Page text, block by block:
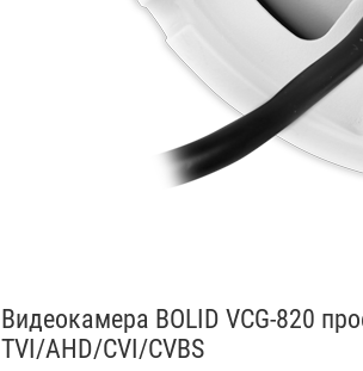
Видеокамера BOLID VCG-820
TVI/AHD/CVI/CVBS